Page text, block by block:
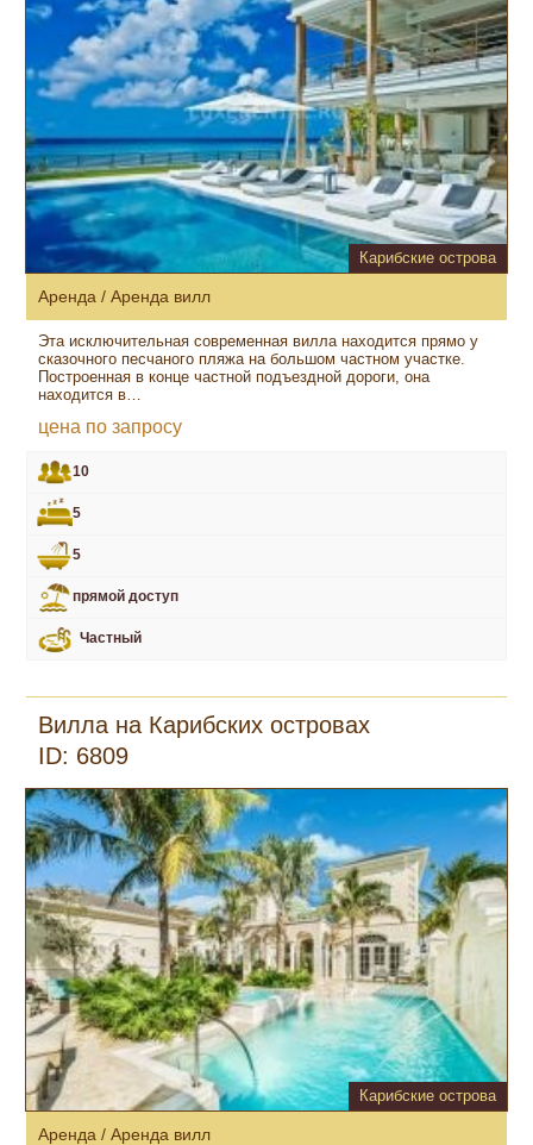
Карибские острова
Аренда / Аренда вилл
Эта исключительная современная вилла находится прямо у
сказочного песчаного пляжа на большом частном участке.
Построенная в конце частной подъездной дороги, она
находится в…
цена по запросу
10
5
5
прямой доступ
Частный
Вилла на Карибских островах
ID: 6809
Карибские острова
Аренда / Аренда вилл